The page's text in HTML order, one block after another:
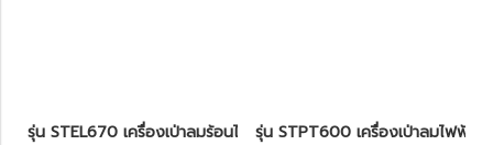
รุ่น STEL670 เครื่องเป่าลมร้อนไฟฟ้า 2,000W. [ปรับรอบได้]
รุ่น STPT600 เครื่องเป่าลมไฟฟ้า